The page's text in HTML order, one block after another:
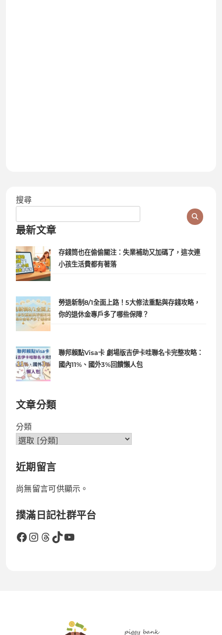
搜尋
最新文章
存錢筒也在偷偷關注：失業補助又加碼了，這次連
小孩生活費都有著落
勞退新制8/1全面上路！5大修法重點與存錢攻略，
你的退休金專戶多了哪些保障？
聯邦賴點Visa卡 劇場版吉伊卡哇聯名卡完整攻略：
國內11%、國外3%回饋懶人包
文章分類
分類
近期留言
尚無留言可供顯示。
撲滿日記社群平台
Facebook
Instagram
Threads
TikTok
YouTube